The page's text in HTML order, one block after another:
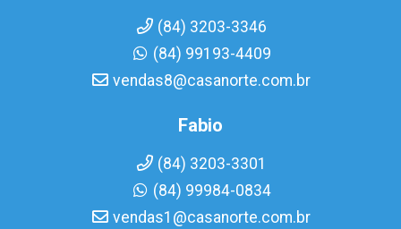
(84) 3203-3346
(84) 99193-4409
vendas8@casanorte.com.br
Fabio
(84) 3203-3301
(84) 99984-0834
vendas1@casanorte.com.br